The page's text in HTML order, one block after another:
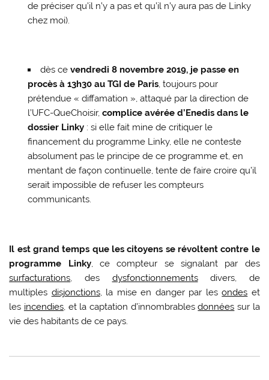
de préciser qu’il n’y a pas et qu’il n’y aura pas de Linky
chez moi).
dès ce vendredi 8 novembre 2019, je passe en
procès à 13h30 au TGI de Paris, toujours pour
prétendue « diffamation », attaqué par la direction de
l’UFC-QueChoisir, complice avérée d’Enedis dans le
dossier Linky: si elle fait mine de critiquer le
financement du programme Linky, elle ne conteste
absolument pas le principe de ce programme et, en
mentant de façon continuelle, tente de faire croire qu’il
serait impossible de refuser les compteurs
communicants.
Il est grand temps que les citoyens se révoltent contre le
programme Linky, ce compteur se signalant par des
surfacturations , des dysfonctionnementsdivers, de
multiples disjonctions, la mise en danger par lesondes et
les incendies, et la captation d’innombrablesdonnées sur la
vie des habitants de ce pays.